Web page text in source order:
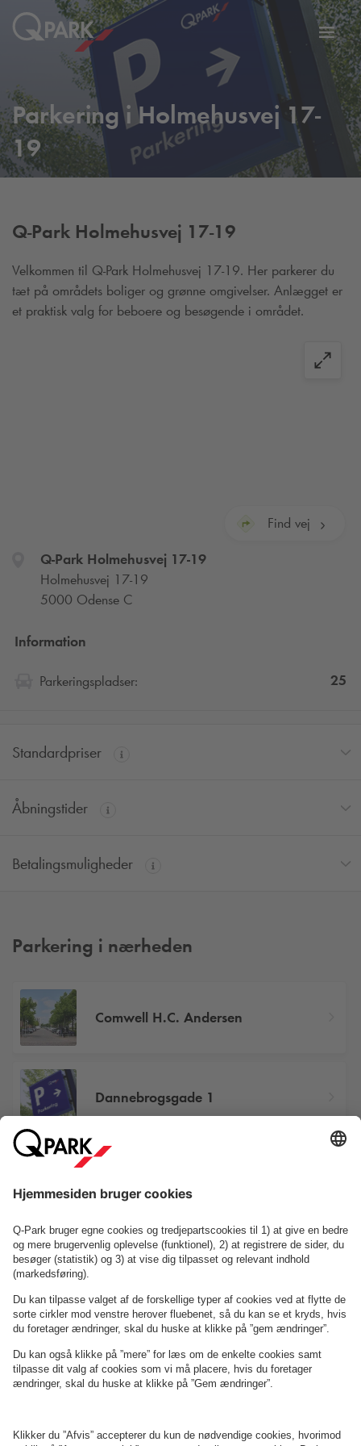
Slå
til
Parkering i Holmehusvej 17-
19
Q-Park Holmehusvej 17-19
Velkommen til Q-Park Holmehusvej 17-19. Her parkerer du
tæt på områdets boliger og grønne omgivelser. Anlægget er
et praktisk valg for beboere og besøgende i området.
Find vej
Q-ParkHolmehusvej 17-19
Holmehusvej 17-19
5000 Odense C
Information
Parkeringspladser: 25
Standardpriser
Åbningstider
Betalingsmuligheder
Parkering i nærheden
Comwell H.C. Andersen
Dannebrogsgade 1
Se P-anlæg på kortet
OmQ-Park
Erhverv